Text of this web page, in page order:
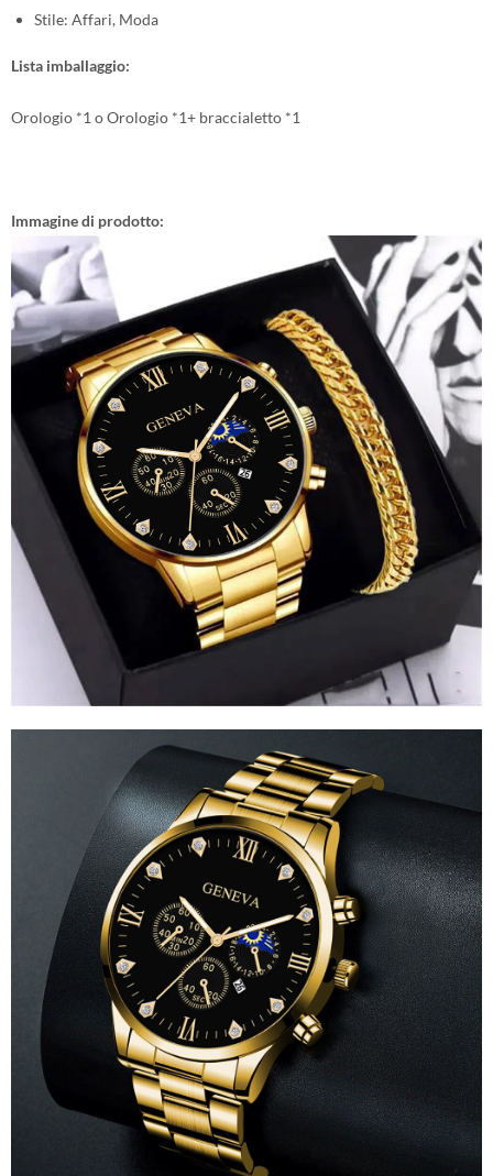
Stile: Affari, Moda
Lista imballaggio:
Orologio *1 o Orologio *1+ braccialetto *1
Immagine di prodotto: